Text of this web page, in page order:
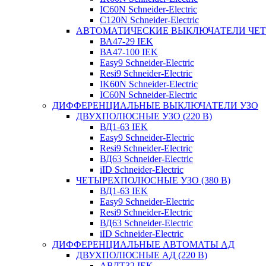
IC60N Schneider-Electric
C120N Schneider-Electric
АВТОМАТИЧЕСКИЕ ВЫКЛЮЧАТЕЛИ
ВА47-29 IEK
ВА47-100 IEK
Easy9 Schneider-Electric
Resi9 Schneider-Electric
IK60N Schneider-Electric
IC60N Schneider-Electric
ДИФФЕРЕНЦИАЛЬНЫЕ ВЫКЛЮЧАТЕЛИ УЗО
ДВУХПОЛЮСНЫЕ УЗО (220 В)
ВД1-63 IEK
Easy9 Schneider-Electric
Resi9 Schneider-Electric
ВД63 Schneider-Electric
iID Schneider-Electric
ЧЕТЫРЕХПОЛЮСНЫЕ УЗО (380 В)
ВД1-63 IEK
Easy9 Schneider-Electric
Resi9 Schneider-Electric
ВД63 Schneider-Electric
iID Schneider-Electric
ДИФФЕРЕНЦИАЛЬНЫЕ АВТОМАТЫ АД
ДВУХПОЛЮСНЫЕ АД (220 В)